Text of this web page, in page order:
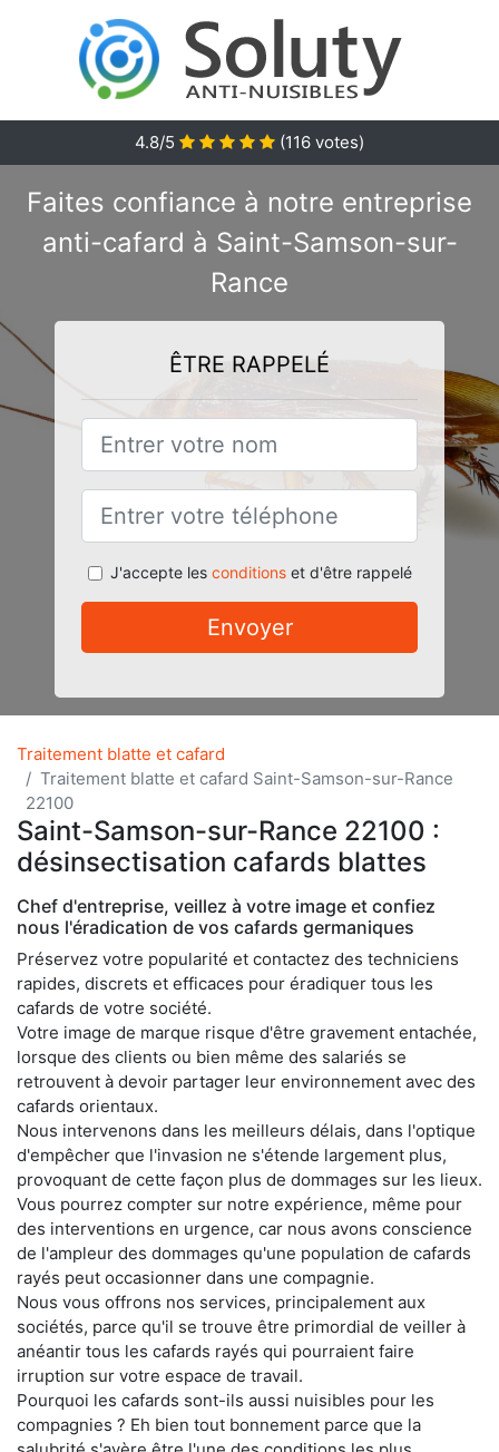
4.8/5 (116 votes)
Faites confiance à notre entreprise
anti-cafard à Saint-Samson-sur-
Rance
ÊTRE RAPPELÉ
J'accepte les conditionset d'être rappelé
Envoyer
Traitement blatte et cafard
Traitement blatte et cafard Saint-Samson-sur-Rance
22100
Saint-Samson-sur-Rance 22100 :
désinsectisation cafards blattes
Chef d'entreprise, veillez à votre image et confiez
nous l'éradication de vos cafards germaniques
Préservez votre popularité et contactez des techniciens
rapides, discrets et efficaces pour éradiquer tous les
cafards de votre société.
Votre image de marque risque d'être gravement entachée,
lorsque des clients ou bien même des salariés se
retrouvent à devoir partager leur environnement avec des
cafards orientaux.
Nous intervenons dans les meilleurs délais, dans l'optique
d'empêcher que l'invasion ne s'étende largement plus,
provoquant de cette façon plus de dommages sur les lieux.
Vous pourrez compter sur notre expérience, même pour
des interventions en urgence, car nous avons conscience
de l'ampleur des dommages qu'une population de cafards
rayés peut occasionner dans une compagnie.
Nous vous offrons nos services, principalement aux
sociétés, parce qu'il se trouve être primordial de veiller à
anéantir tous les cafards rayés qui pourraient faire
irruption sur votre espace de travail.
Pourquoi les cafards sont-ils aussi nuisibles pour les
compagnies ? Eh bien tout bonnement parce que la